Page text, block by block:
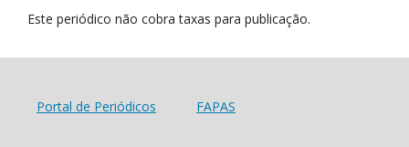
Este periódico não cobra taxas para publicação.
Portal de Periódicos FAPAS